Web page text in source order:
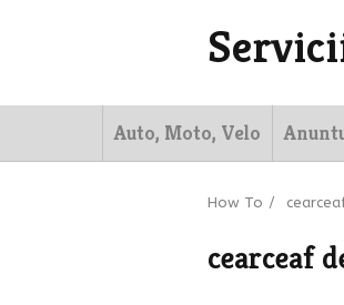
Auto, Moto, Velo
How To /
cearceaf